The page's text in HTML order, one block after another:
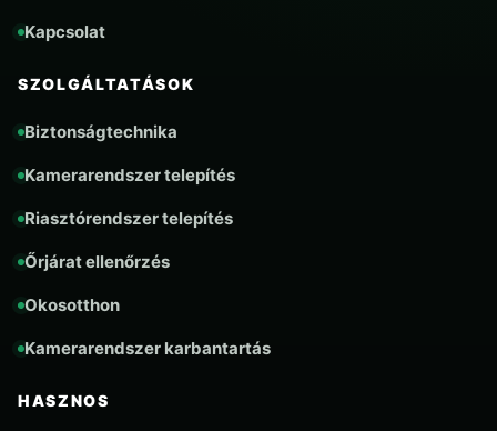
Kapcsolat
SZOLGÁLTATÁSOK
Biztonságtechnika
Kamerarendszer telepítés
Riasztórendszer telepítés
Őrjárat ellenőrzés
Okosotthon
Kamerarendszer karbantartás
HASZNOS